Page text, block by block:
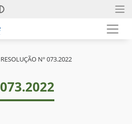
RESOLUÇÃO Nº 073.2022
073.2022